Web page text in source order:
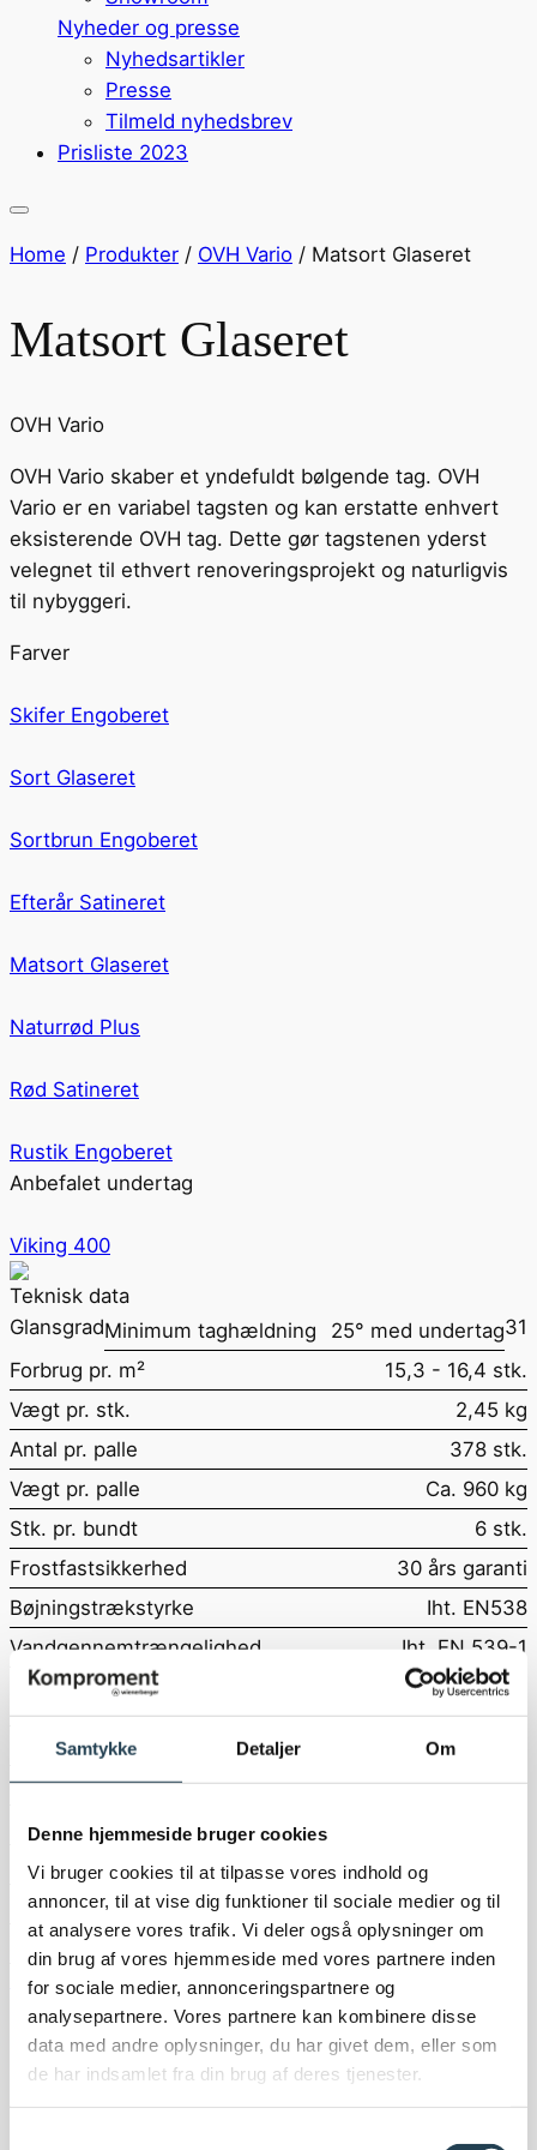
Samtykke Detaljer Om
Denne hjemmeside bruger cookies
Vi bruger cookies til at tilpasse vores indhold og
annoncer, til at vise dig funktioner til sociale medier og til
at analysere vores trafik. Vi deler også oplysninger om
din brug af vores hjemmeside med vores partnere inden
for sociale medier, annonceringspartnere og
analysepartnere. Vores partnere kan kombinere disse
data med andre oplysninger, du har givet dem, eller som
de har indsamlet fra din brug af deres tjenester.
Nyheder og presse
Nyhedsartikler
Presse
Tilmeld nyhedsbrev
Prisliste 2023
Home / Produkter / OVH Vario / Matsort Glaseret
Matsort Glaseret
OVH Vario
OVH Vario skaber et yndefuldt bølgende tag. OVH
Vario er en variabel tagsten og kan erstatte enhvert
eksisterende OVH tag. Dette gør tagstenen yderst
velegnet til ethvert renoveringsprojekt og naturligvis
til nybyggeri.
Farver
Skifer Engoberet
Sort Glaseret
Sortbrun Engoberet
Efterår Satineret
Matsort Glaseret
Naturrød Plus
Rød Satineret
Rustik Engoberet
Anbefalet undertag
Viking 400
Teknisk data
Glansgrad
31
Minimum taghældning
25° med undertag
Forbrug pr. m²
15,3 - 16,4 stk.
Vægt pr. stk.
2,45 kg
Antal pr. palle
378 stk.
Vægt pr. palle
Ca. 960 kg
Stk. pr. bundt
6 stk.
Frostfastsikkerhed
30 års garanti
Bøjningstrækstyrke
Iht. EN538
Vandgennemtrængelighed
Iht. EN 539-1
Lægteafstand
305 - 320 mm
Hængemål
Ca. 350 mm
Dækmål, længde
Dækmål, bredde
200 - 204 mm
Ydremål, længde
382 mm
Ydremål, bredde
256 mm
BESTIL EN GRATIS PRØVE
Downloads